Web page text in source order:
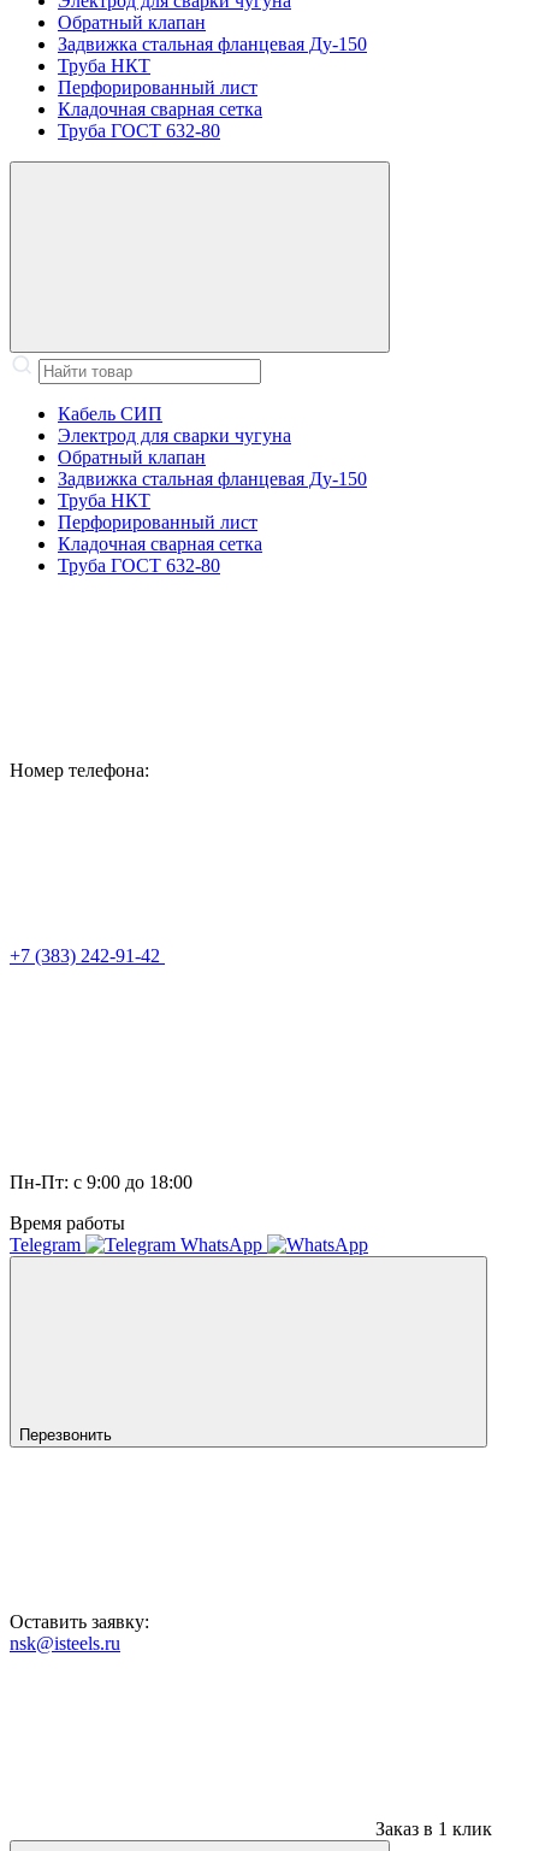
Обратный клапан
Задвижка стальная фланцевая Ду-150
Труба НКТ
Перфорированный лист
Кладочная сварная сетка
Труба ГОСТ 632-80
Кабель СИП
Электрод для сварки чугуна
Обратный клапан
Задвижка стальная фланцевая Ду-150
Труба НКТ
Перфорированный лист
Кладочная сварная сетка
Труба ГОСТ 632-80
Номер телефона:
+7 (383) 242-91-42
Пн-Пт: с 9:00 до 18:00
Время работы
Telegram
WhatsApp
Перезвонить
Оставить заявку:
nsk@isteels.ru
Заказ в 1 клик